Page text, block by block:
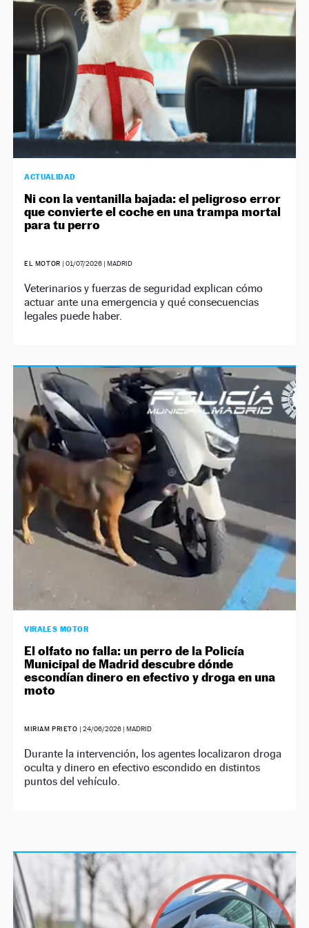
ACTUALIDAD
Ni con la ventanilla bajada: el peligroso error
que convierte el coche en una trampa mortal
para tu perro
EL MOTOR | 01/07/2026| MADRID
Veterinarios y fuerzas de seguridad explican cómo
actuar ante una emergencia y qué consecuencias
legales puede haber.
VIRALES MOTOR
El olfato no falla: un perro de la Policía
Municipal de Madrid descubre dónde
escondían dinero en efectivo y droga en una
moto
MIRIAM PRIETO | 24/06/2026| MADRID
Durante la intervención, los agentes localizaron droga
oculta y dinero en efectivo escondido en distintos
puntos del vehículo.